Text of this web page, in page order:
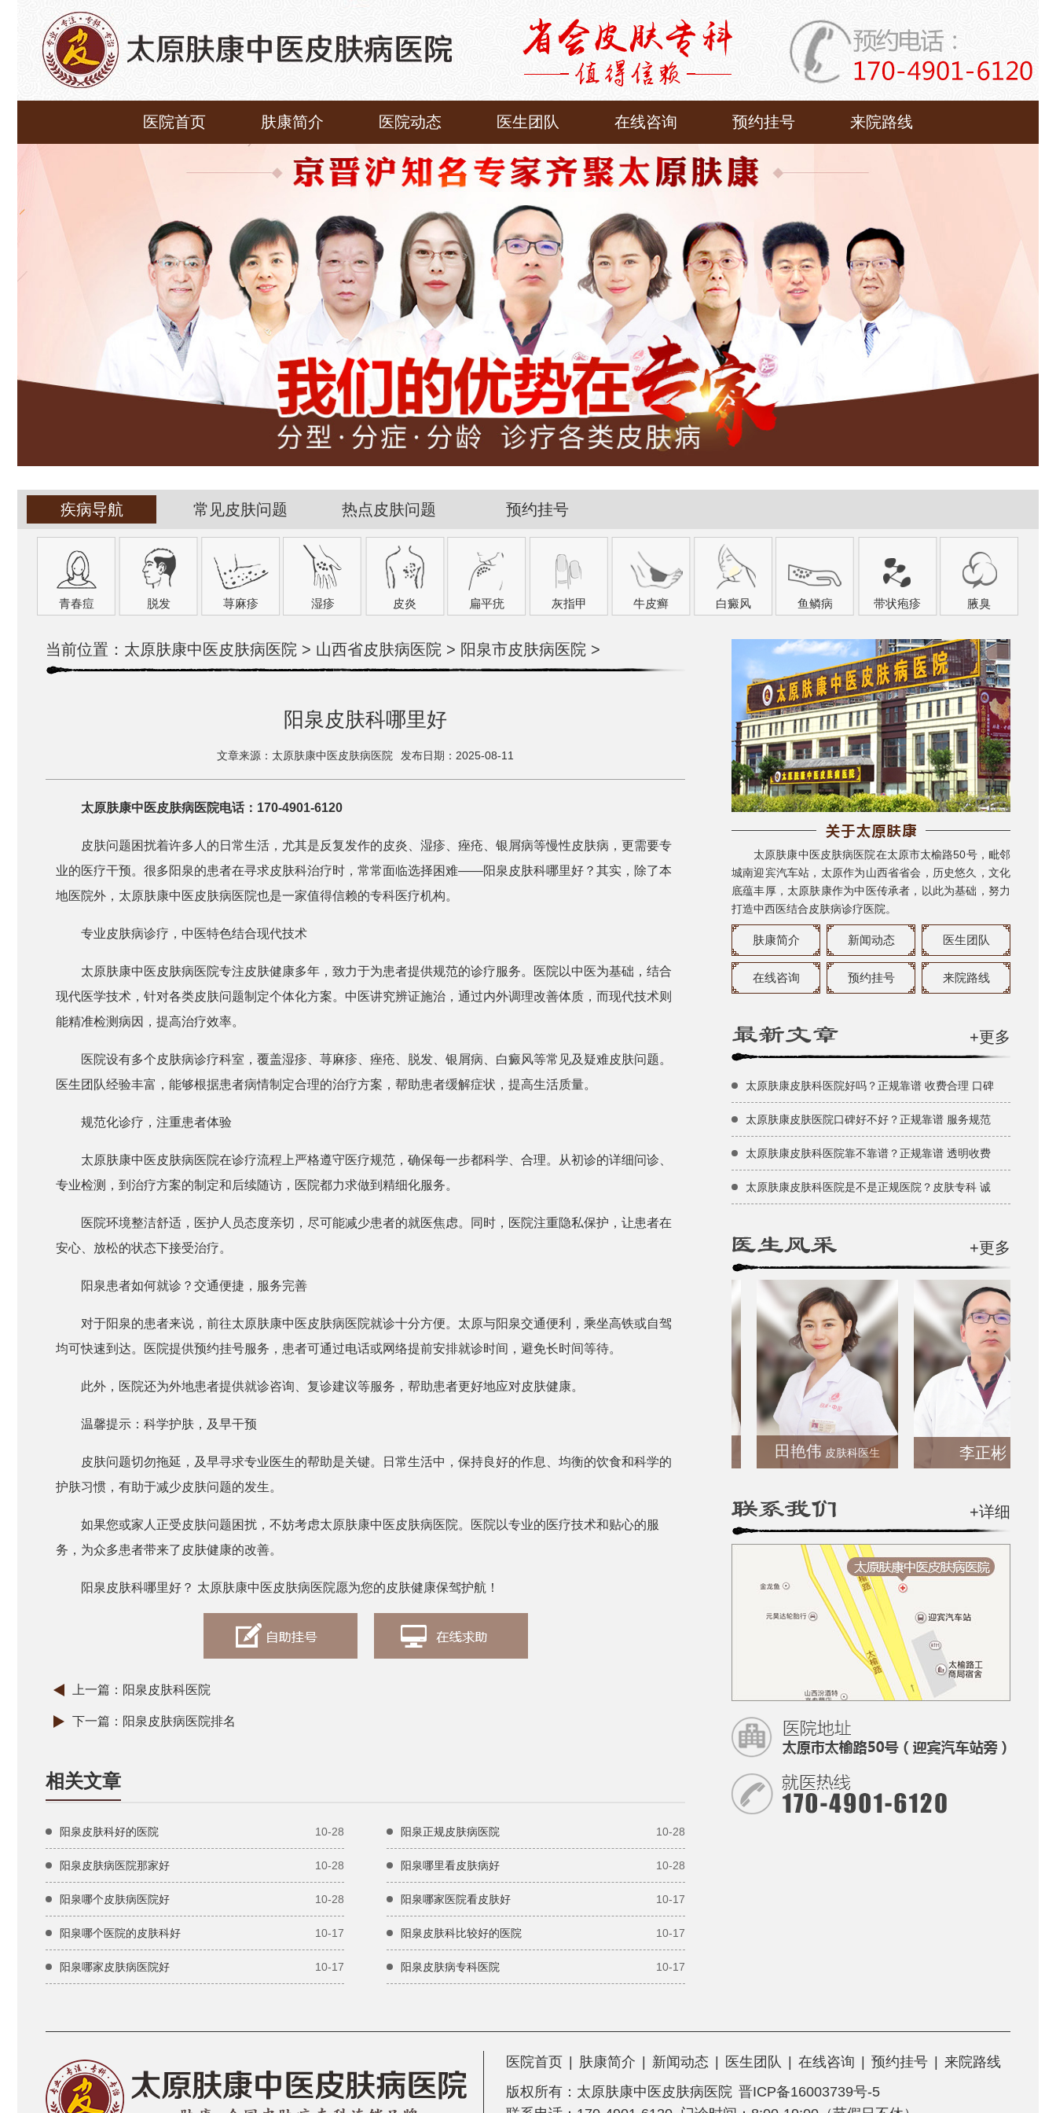
医院首页 肤康简介 医院动态 医生团队 在线咨询 预约挂号 来院路线
疾病导航 常见皮肤问题 热点皮肤问题 预约挂号
青春痘 脱发 荨麻疹 湿疹 皮炎 扁平疣 灰指甲 牛皮癣 白癜风 鱼鳞病 带状疱疹 腋臭
当前位置： 太原肤康中医皮肤病医院 > 山西省皮肤病医院 > 阳泉市皮肤病医院 >
阳泉皮肤科哪里好
文章来源：太原肤康中医皮肤病医院 发布日期：2025-08-11
太原肤康中医皮肤病医院电话：170-4901-6120
皮肤问题困扰着许多人的日常生活，尤其是反复发作的皮炎、湿疹、痤疮、银屑病等慢性皮肤病，更需要专
业的医疗干预。很多阳泉的患者在寻求皮肤科治疗时，常常面临选择困难——阳泉皮肤科哪里好？其实，除了本
地医院外，太原肤康中医皮肤病医院也是一家值得信赖的专科医疗机构。
专业皮肤病诊疗，中医特色结合现代技术
太原肤康中医皮肤病医院专注皮肤健康多年，致力于为患者提供规范的诊疗服务。医院以中医为基础，结合
现代医学技术，针对各类皮肤问题制定个体化方案。中医讲究辨证施治，通过内外调理改善体质，而现代技术则
能精准检测病因，提高治疗效率。
医院设有多个皮肤病诊疗科室，覆盖湿疹、荨麻疹、痤疮、脱发、银屑病、白癜风等常见及疑难皮肤问题。
医生团队经验丰富，能够根据患者病情制定合理的治疗方案，帮助患者缓解症状，提高生活质量。
规范化诊疗，注重患者体验
太原肤康中医皮肤病医院在诊疗流程上严格遵守医疗规范，确保每一步都科学、合理。从初诊的详细问诊、
专业检测，到治疗方案的制定和后续随访，医院都力求做到精细化服务。
医院环境整洁舒适，医护人员态度亲切，尽可能减少患者的就医焦虑。同时，医院注重隐私保护，让患者在
安心、放松的状态下接受治疗。
阳泉患者如何就诊？交通便捷，服务完善
对于阳泉的患者来说，前往太原肤康中医皮肤病医院就诊十分方便。太原与阳泉交通便利，乘坐高铁或自驾
均可快速到达。医院提供预约挂号服务，患者可通过电话或网络提前安排就诊时间，避免长时间等待。
此外，医院还为外地患者提供就诊咨询、复诊建议等服务，帮助患者更好地应对皮肤健康。
温馨提示：科学护肤，及早干预
皮肤问题切勿拖延，及早寻求专业医生的帮助是关键。日常生活中，保持良好的作息、均衡的饮食和科学的
护肤习惯，有助于减少皮肤问题的发生。
如果您或家人正受皮肤问题困扰，不妨考虑太原肤康中医皮肤病医院。医院以专业的医疗技术和贴心的服
务，为众多患者带来了皮肤健康的改善。
阳泉皮肤科哪里好？ 太原肤康中医皮肤病医院愿为您的皮肤健康保驾护航！
上一篇： 阳泉皮肤科医院
下一篇： 阳泉皮肤病医院排名
相关文章
阳泉皮肤科好的医院 10-28 阳泉正规皮肤病医院 10-28
阳泉皮肤病医院那家好 10-28 阳泉哪里看皮肤病好 10-28
阳泉哪个皮肤病医院好 10-28 阳泉哪家医院看皮肤好 10-17
阳泉哪个医院的皮肤科好 10-17 阳泉皮肤科比较好的医院 10-17
阳泉哪家皮肤病医院好 10-17 阳泉皮肤病专科医院 10-17
太原肤康中医皮肤病医院在太原市太榆路50号，毗邻
城南迎宾汽车站，太原作为山西省省会，历史悠久，文化
底蕴丰厚，太原肤康作为中医传承者，以此为基础，努力
打造中西医结合皮肤病诊疗医院。
肤康简介 新闻动态 医生团队
在线咨询 预约挂号 来院路线
+更多
太原肤康皮肤科医院好吗？正规靠谱 收费合理 口碑
太原肤康皮肤医院口碑好不好？正规靠谱 服务规范
太原肤康皮肤科医院靠不靠谱？正规靠谱 透明收费
太原肤康皮肤科医院是不是正规医院？皮肤专科 诚
+更多
田艳伟 皮肤科医生 李正彬
+详细
医院首页 | 肤康简介 | 新闻动态 | 医生团队 | 在线咨询 | 预约挂号 | 来院路线
版权所有： 太原肤康中医皮肤病医院 晋ICP备16003739号-5